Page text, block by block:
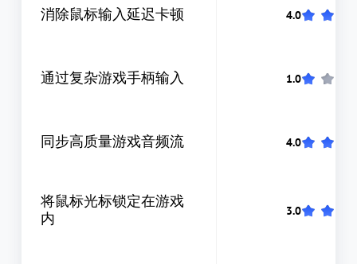
消除鼠标输入延迟卡顿
通过复杂游戏手柄输入
同步高质量游戏音频流
将鼠标光标锁定在游戏
内